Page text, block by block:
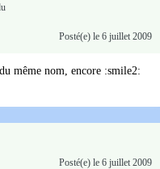
Posté(e) le 6 juillet 2009
du même nom, encore :smile2:
Posté(e) le 6 juillet 2009